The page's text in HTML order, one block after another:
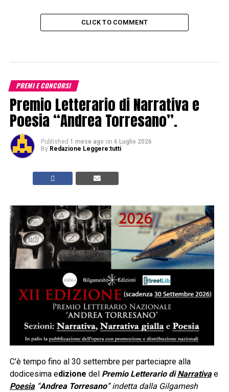
CLICK TO COMMENT
PREMI E CONCORSI
Premio Letterario di Narrativa e
Poesia “Andrea Torresano”.
Published 1 mese ago on 6 Luglio 2026
By Redazione Leggere:tutti
C’è tempo fino al 30 settembre per parteciapre alla
dodicesima edizione del Premio Letterario diNarrativae
Poesia “Andrea Torresano” indetta dalla Gilgamesh